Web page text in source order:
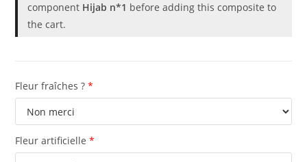
component Hijab n*1 before adding this composite to
the cart.
Fleur fraîches ? *
Fleur artificielle *